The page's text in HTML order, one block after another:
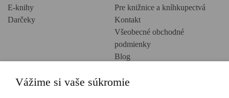
E-knihy
Darčeky
Pre knižnice a kníhkupectvá
Kontakt
Všeobecné obchodné
podmienky
Blog
Creative Europe
Vážime si vaše súkromie